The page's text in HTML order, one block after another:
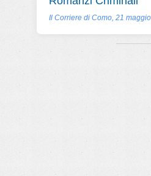
Il Corriere di Como, 21